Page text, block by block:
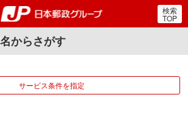
郵便局・日本郵政グルー
検索
TOP
からさがす
サービス条件を指定